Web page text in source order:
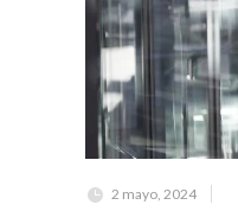
2 mayo, 2024